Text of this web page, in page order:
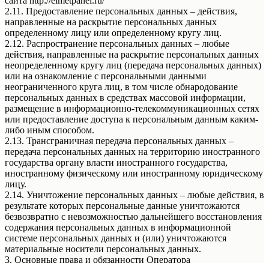
2.11. Предоставление персональных данных – действия,
направленные на раскрытие персональных данных
определенному лицу или определенному кругу лиц.
2.12. Распространение персональных данных – любые
действия, направленные на раскрытие персональных данных
неопределенному кругу лиц (передача персональных данных)
или на ознакомление с персональными данными
неограниченного круга лиц, в том числе обнародование
персональных данных в средствах массовой информации,
размещение в информационно-телекоммуникационных сетях
или предоставление доступа к персональным данным каким-
либо иным способом.
2.13. Трансграничная передача персональных данных –
передача персональных данных на территорию иностранного
государства органу власти иностранного государства,
иностранному физическому или иностранному юридическому
лицу.
2.14. Уничтожение персональных данных – любые действия, в
результате которых персональные данные уничтожаются
безвозвратно с невозможностью дальнейшего восстановления
содержания персональных данных в информационной
системе персональных данных и (или) уничтожаются
материальные носители персональных данных.
3. Основные права и обязанности Оператора